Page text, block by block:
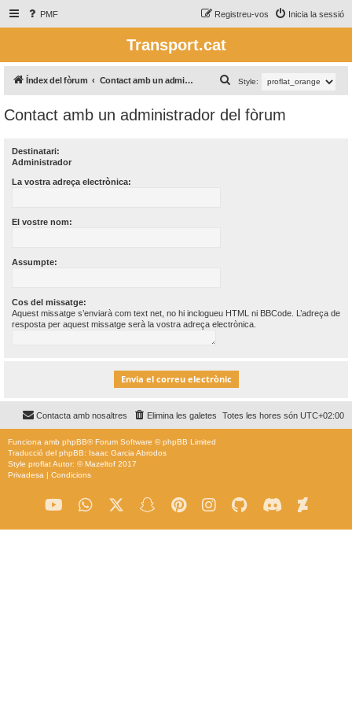
PMF Inicia la sessió
Registreu-vos
Transport.cat
Índex del fòrum Contact amb un administrador del fòrum Style:
e
r
Contact amb un administrador del fòrum
Destinatari:
Administrador
La vostra adreça electrònica:
El vostre nom:
Assumpte:
Cos del missatge:
Aquest missatge s’enviarà com text net, no hi inclogueu HTML ni BBCode. L’adreça de
resposta per aquest missatge serà la vostra adreça electrònica.
Totes les hores són UTC+02:00
Elimina les galetes
Contacta amb nosaltres
Funciona amb phpBB® Forum Software © phpBB Limited
Traducció del phpBB: Isaac Garcia Abrodos
Style proflatAutor: ©Mazeltof 2017
Privadesa | Condicions